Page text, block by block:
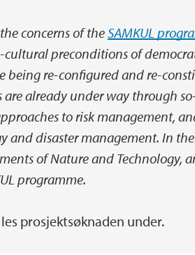
concerns of theSAMKUL
preconditions of
being re-configured and re-
are already under way through
to risk management,
and disaster management. In
of Nature and Technology,
programme.
prosjektsøknaden under.